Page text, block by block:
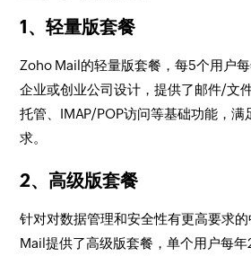
1、轻量版套餐
Zoho Mail的轻量版套餐，每5个用户
企业或创业公司设计，提供了邮件/文
托管、IMAP/POP访问等基础功能，满
求。
2、高级版套餐
针对对数据管理和安全性有更高要求
Mail提供了高级版套餐，单个用户每